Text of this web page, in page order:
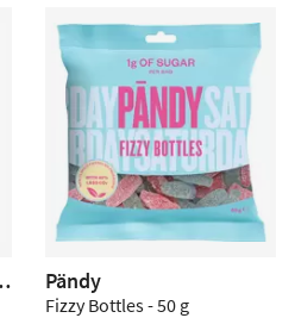
Pändy
Fizzy Bottles - 50 g